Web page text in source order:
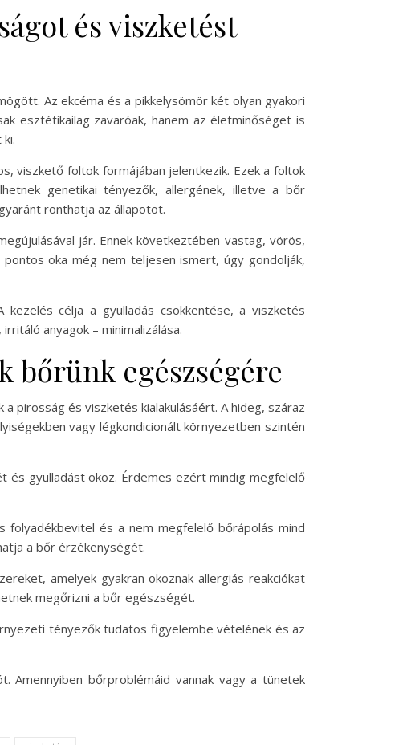
és viszketést
Az ekcéma és a pikkelysömör két olyan gyakori
esztétikailag zavaróak, hanem az életminőséget is
viszkető foltok formájában jelentkezik. Ezek a foltok
genetikai tényezők, allergének, illetve a bőr
ronthatja az állapotot.
jár. Ennek következtében vastag, vörös,
oka még nem teljesen ismert, úgy gondolják,
célja a gyulladás csökkentése, a viszketés
anyagok – minimalizálása.
bőrünk egészségére
pirosság és viszketés kialakulásáért. A hideg, száraz
vagy légkondicionált környezetben szintén
gyulladást okoz. Érdemes ezért mindig megfelelő
és a nem megfelelő bőrápolás mind
a bőr érzékenységét.
amelyek gyakran okoznak allergiás reakciókat
megőrizni a bőr egészségét.
tényezők tudatos figyelembe vételének és az
Amennyiben bőrproblémáid vannak vagy a tünetek